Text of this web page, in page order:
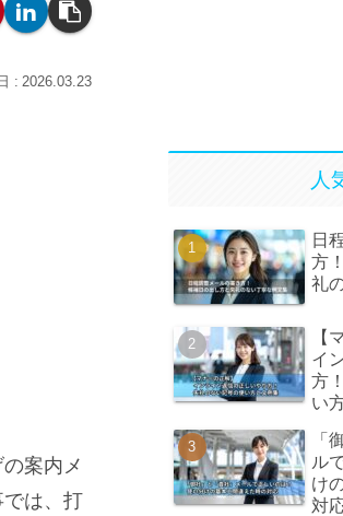
2026.03.23
案内メ
は、打
人
日
方
礼
【
イ
方
い
「
ル
け
対